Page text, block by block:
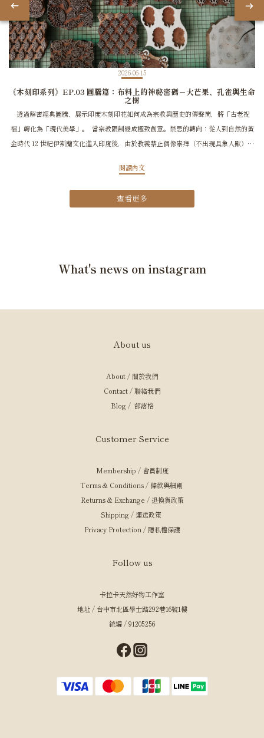
2026-06-15
《木刻印系列》EP.03 圖騰篇：布料上的神祕密碼－大芒果、孔雀與生命
之樹
透過解密經典圖騰，展示印度木刻印花如何成為宗教與歷史的傳聲筒，將「古老祝
福」轉化為「現代美學」。 當宗教限制變成極致創意。禁忌的轉向：從人到自然的黃
金時代 12 世紀伊斯蘭文化進入印度後，由於教義禁止偶像崇拜（不出現具象人獸），
到極致，開啟了圖騰與伊斯蘭建築美學融合的輝煌篇章。 風靡全球的變形蟲
起源於古波斯。但在它的發源地印度，職人們更親切地稱它為 「Keri」（芒果）。芒
里希納神與拉達的愛情故事中，也是女神薩拉斯瓦蒂的化身。 連結三界的生命之樹 在
騰原型。當印度木刻印製品出口到印尼時，被當地部落視為具有儀式力量的聖物；出口
反映出不同文化對「繁榮」的想像。 連結兩千年「不中斷」的傳統 木刻印工藝被視為
一種「不中斷的傳統」（Unbroken tradition），而工匠（Chhipa）則是這項古老文
化與現代世界唯一的連結。 你最想解鎖哪一個神祕符號？ 看完這些神祕符號，你有希
結的「生命之樹」，還是智慧化身的「大象」？ 點擊看更多木刻印系列文章： 《木刻
布的完整製程
閱讀內文
查看更多
What's news on instagram
About us
About / 關於我們
Contact / 聯絡我們
Blog / 部落格
Customer Service
Membership / 會員制度
Terms & Conditions / 條款與細則
Returns & Exchange / 退換貨政策
Shipping / 運送政策
Privacy Protection / 隱私權保護
Follow us
卡拉卡天然好物工作室
地址 / 台中市北區學士路292巷16號1樓
統編 / 91205256